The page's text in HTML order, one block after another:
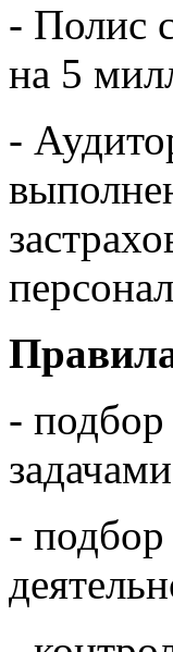
- Полис
на 5
-
- подбор
- подбор